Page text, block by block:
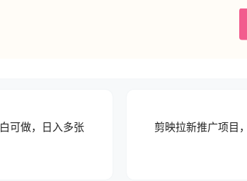
可做，日入多张
剪映拉新推广项目